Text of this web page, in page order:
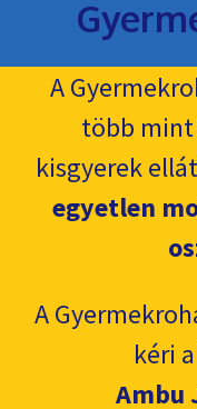
A
több mint
kisgyerek
egyetlen
A
kéri
Ambu